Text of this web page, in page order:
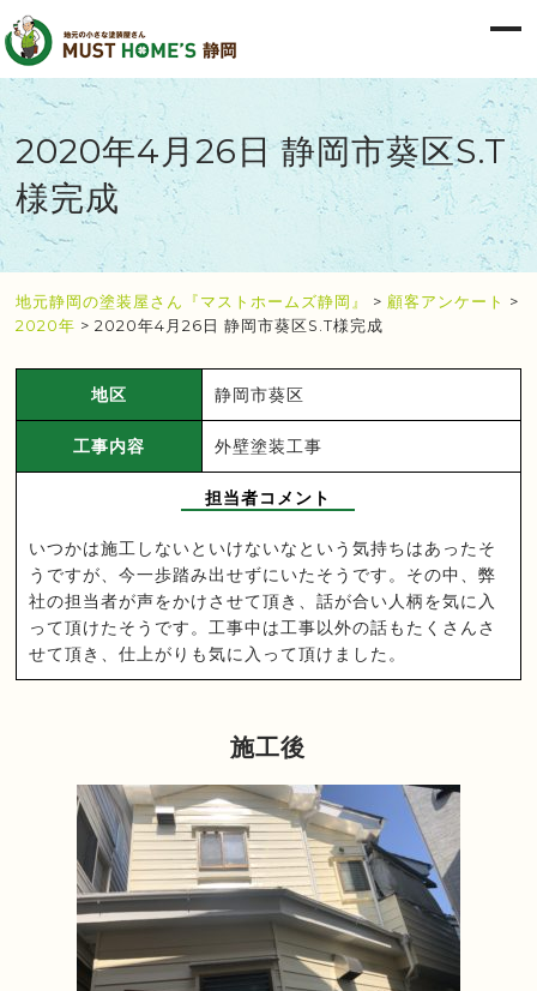
2020年4月26日 静岡市葵区S.T
様完成
地元静岡の塗装屋さん『マストホームズ静岡』 >顧客アンケート >
2020年 >2020年4月26日 静岡市葵区S.T様完成
地区 静岡市葵区
工事内容 外壁塗装工事
担当者コメント
いつかは施工しないといけないなという気持ちはあったそ
うですが、今一歩踏み出せずにいたそうです。その中、弊
社の担当者が声をかけさせて頂き、話が合い人柄を気に入
って頂けたそうです。工事中は工事以外の話もたくさんさ
せて頂き、仕上がりも気に入って頂けました。
施工後